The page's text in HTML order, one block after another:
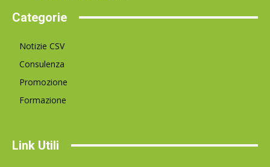
Categorie
Notizie CSV
Consulenza
Promozione
Formazione
Link Utili